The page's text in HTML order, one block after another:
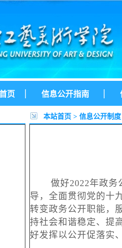
页 | 信息公开指南 |
本站首页 > 信息公开制度
做好2022年政务
导，全面贯彻党的十
转变政务公开职能，
持社会和谐稳定、提
好发挥以公开促落实